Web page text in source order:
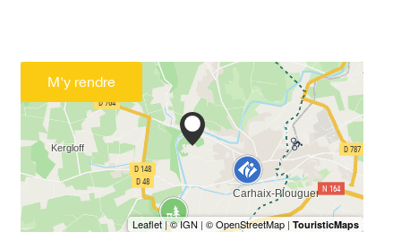
M'y rendre